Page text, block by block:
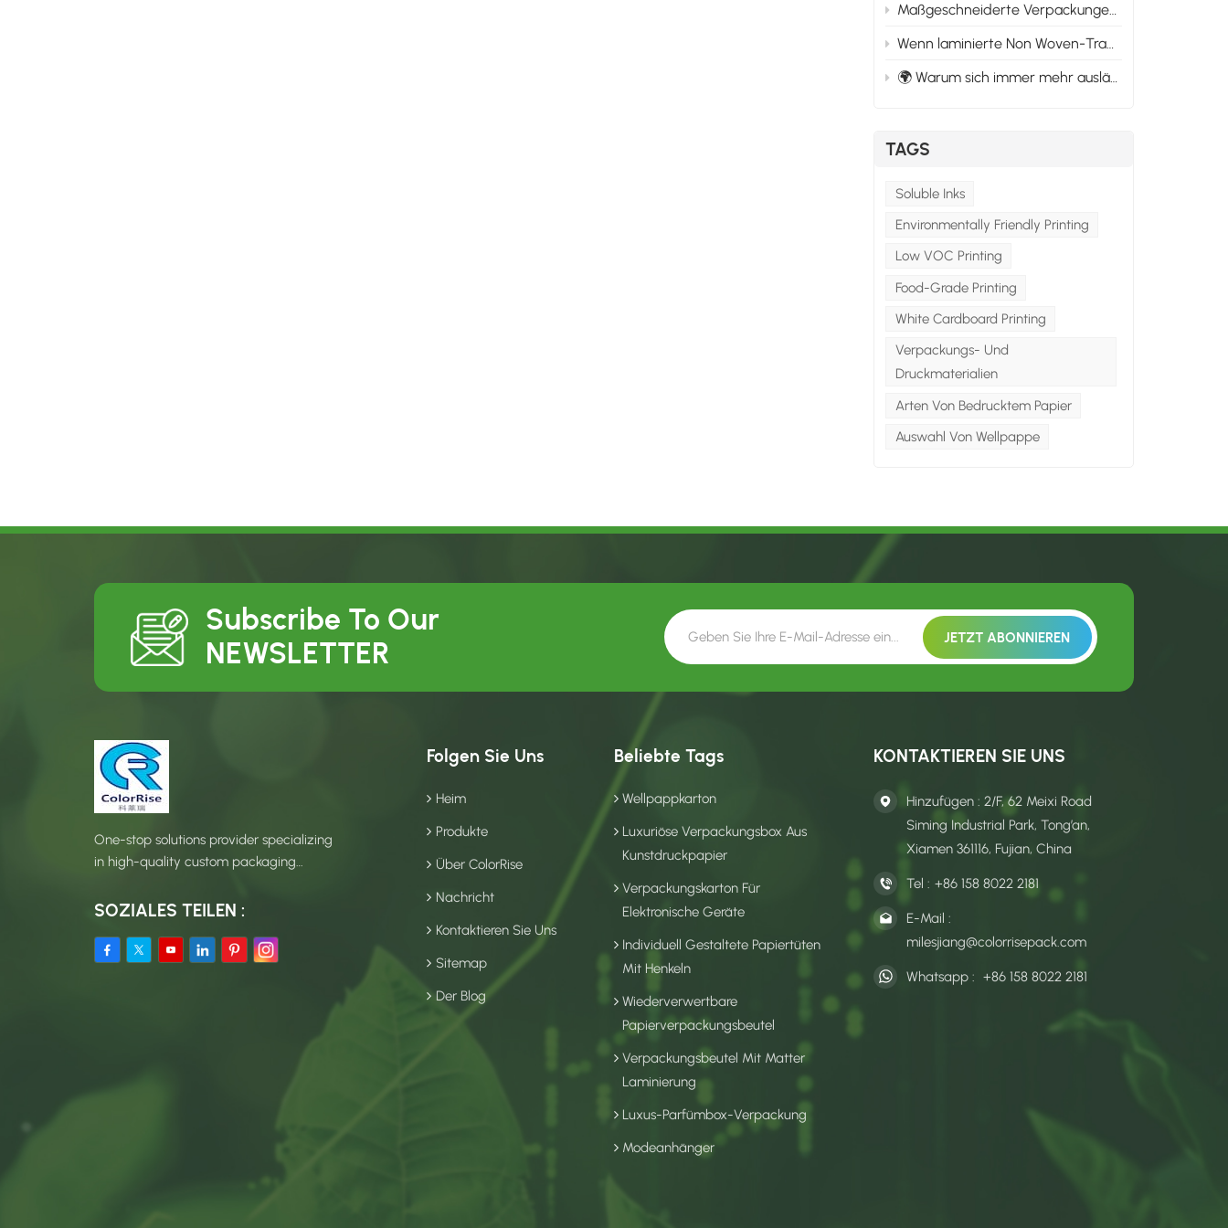
Maßgeschneiderte Verpackungen für sich entwickelnde Marktbedürfnisse: Anpassung an den Wandel
Wenn laminierte Non Woven-Tragetaschen versagen: Was schief geht und wie man es verhindert
🌍 Warum sich immer mehr ausländische Käufer für kundenspezifische Verpackungslieferanten in China entscheiden.
TAGS
Soluble Inks
Environmentally Friendly Printing
Low VOC Printing
Food-Grade Printing
White Cardboard Printing
Verpackungs- Und
Druckmaterialien
Arten Von Bedrucktem Papier
Auswahl Von Wellpappe
Subscribe To Our
NEWSLETTER
One-stop solutions provider specializing
in high-quality custom packaging
SOZIALES TEILEN :
Folgen Sie Uns
Heim
Produkte
Über ColorRise
Nachricht
Kontaktieren Sie Uns
Sitemap
Der Blog
Beliebte Tags
Wellpappkarton
Luxuriöse Verpackungsbox Aus
Kunstdruckpapier
Verpackungskarton Für
Elektronische Geräte
Individuell Gestaltete Papiertüten
Mit Henkeln
Wiederverwertbare
Papierverpackungsbeutel
Verpackungsbeutel Mit Matter
Laminierung
Luxus-Parfümbox-Verpackung
Modeanhänger
KONTAKTIEREN SIE UNS
Hinzufügen : 2/F, 62 Meixi Road
Siming Industrial Park, Tong’an,
Xiamen 361116, Fujian, China
Tel : +86 158 8022 2181
E-Mail :
milesjiang@colorrisepack.com
Whatsapp : +86 158 8022 2181